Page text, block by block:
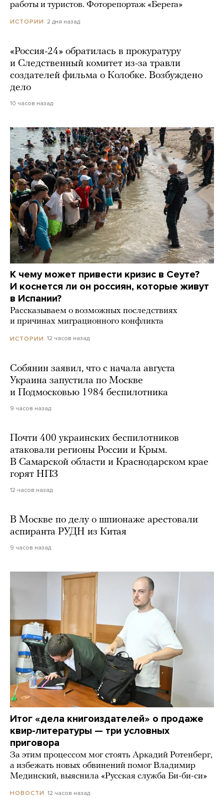
работы и туристов. Фоторепортаж «Берега»
ИСТОРИИ 2 дня назад
«Россия-24» обратилась в прокуратуру
и Следственный комитет из-за травли
создателей фильма о Колобке. Возбуждено
дело
10 часов назад
К чему может привести кризис в Сеуте?
И коснется ли он россиян, которые живут
в Испании?
Рассказываем о возможных последствиях
и причинах миграционного конфликта
ИСТОРИИ 12 часов назад
Собянин заявил, что с начала августа
Украина запустила по Москве
и Подмосковью 1984 беспилотника
9 часов назад
Почти 400 украинских беспилотников
атаковали регионы России и Крым.
В Самарской области и Краснодарском крае
горят НПЗ
12 часов назад
В Москве по делу о шпионаже арестовали
аспиранта РУДН из Китая
9 часов назад
Итог «дела книгоиздателей» о продаже
квир-литературы — три условных
приговора
За этим процессом мог стоять Аркадий Ротенберг,
а избежать новых обвинений помог Владимир
Мединский, выяснила «Русская служба Би-би-си»
НОВОСТИ 12 часов назад